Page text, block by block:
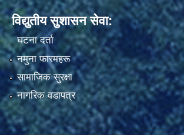
विद्युतीय सुशासन सेवा:
घटना दर्ता
नमुना फारमहरू
सामाजिक सुरक्षा
नागरिक वडापत्र